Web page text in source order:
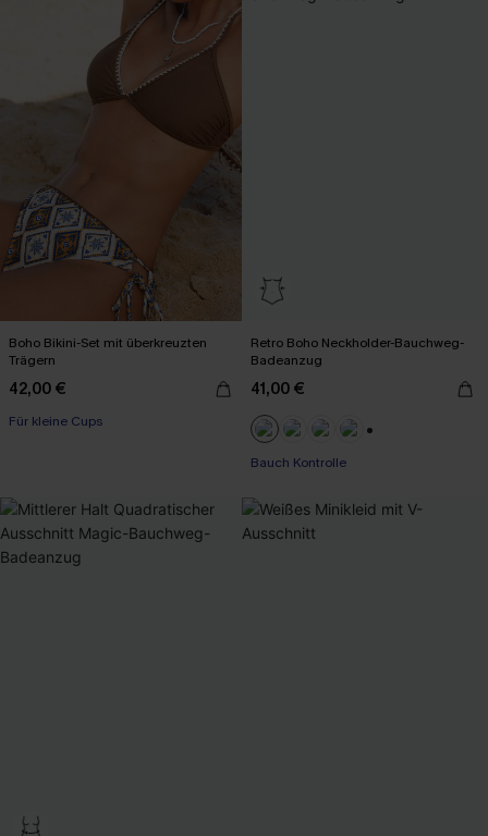
Boho Bikini-Set mit überkreuzten
Trägern
42,00 €
Für kleine Cups
Retro Boho Neckholder-Bauchweg-
Badeanzug
41,00 €
Bauch Kontrolle